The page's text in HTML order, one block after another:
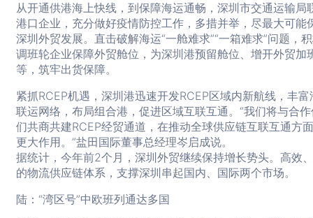
从开通供港海上快线，到保障海运通畅，深圳市交通运输局
港口企业，充分做好疫情防控工作，多措并举，尽最大可能
深圳外贸发展。直击破解海运“一舱难求”“一箱难求”问题，
调班轮企业保障外贸舱位，为深圳港预留舱位、增开外贸加
等，筑牢出货保障。
紧抓RCEP机遇，深圳港迅速开发RCEP区域内新航线，丰富
联运网络，布局组合港，促进区域互联互通。“我们将与合
们共商共建RCEP经贸通道，在推动全球供应链互联互通方
更大作用。”盐田国际董事总经理岑启成说。
据统计，今年前2个月，深圳外贸继续保持增长势头。高效
的物流供应链体系，支撑深圳串起国内、国际两个市场。
陆：“湾区号”中欧班列通达多国